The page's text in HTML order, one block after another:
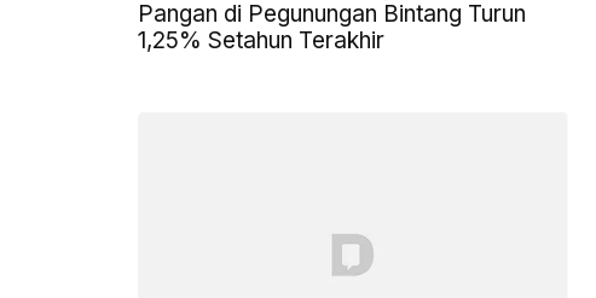
Pangan di Pegunungan Bintang Turun
1,25% Setahun Terakhir